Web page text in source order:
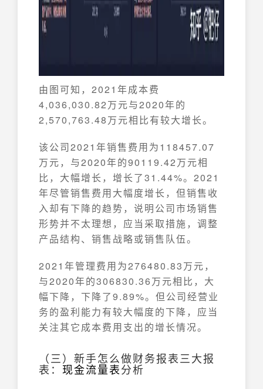
由图可知，2021年成本费
4,036,030.82万元与2020年的
2,570,763.48万元相比有较大增长。
该公司2021年销售费用为118457.07
万元，与2020年的90119.42万元相
比，大幅增长，增长了31.44%。2021
年尽管销售费用大幅度增长，但销售收
入却有下降的趋势，说明公司市场销售
形势并不太理想，应当采取措施，调整
产品结构、销售战略或销售队伍。
2021年管理费用为276480.83万元，
与2020年的306830.36万元相比，大
幅下降，下降了9.89%。但公司经营业
务的盈利能力有较大幅度的下降，应当
关注其它成本费用支出的增长情况。
（三）新手怎么做财务报表三大报
表： 现金流量表分析